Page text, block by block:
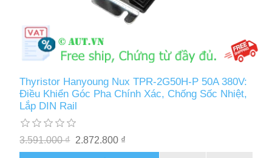
Thyristor Hanyoung Nux TPR-2G50H-P 50A 380V:
Điều Khiển Góc Pha Chính Xác, Chống Sốc Nhiệt,
Lắp DIN Rail
3.591.000 ₫ 2.872.800 ₫